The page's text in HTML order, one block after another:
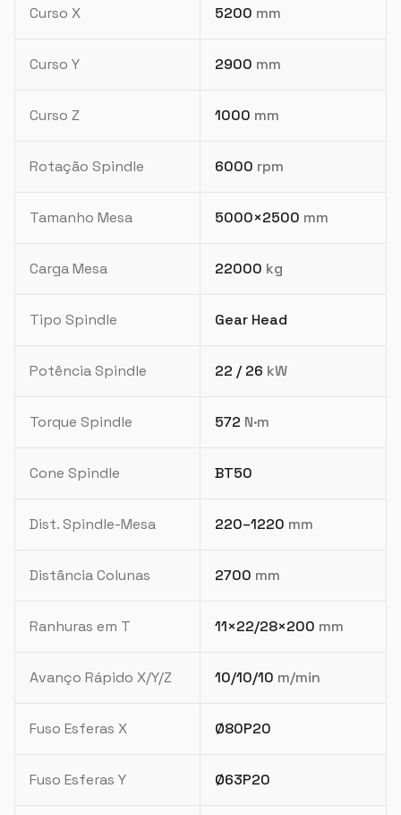
Curso X 5200 mm
Curso Y 2900 mm
Curso Z 1000 mm
Rotação Spindle 6000 rpm
Tamanho Mesa 5000×2500 mm
Carga Mesa 22000 kg
Tipo Spindle Gear Head
Potência Spindle 22 / 26 kW
Torque Spindle 572 N·m
Cone Spindle BT50
Dist. Spindle-Mesa 220–1220 mm
Distância Colunas 2700 mm
Ranhuras em T 11×22/28×200 mm
Avanço Rápido X/Y/Z 10/10/10 m/min
Fuso Esferas X Ø80P20
Fuso Esferas Y Ø63P20